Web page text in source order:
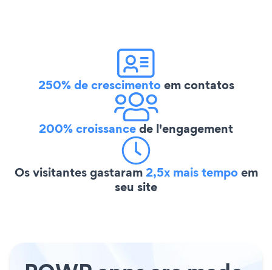
250% de crescimentoem contatos
200% croissancede l'engagement
Os visitantes gastaram2,5x mais tempoem
seu site